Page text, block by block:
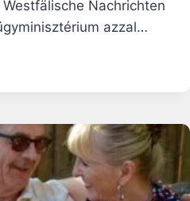
Nachrichten
azzal…